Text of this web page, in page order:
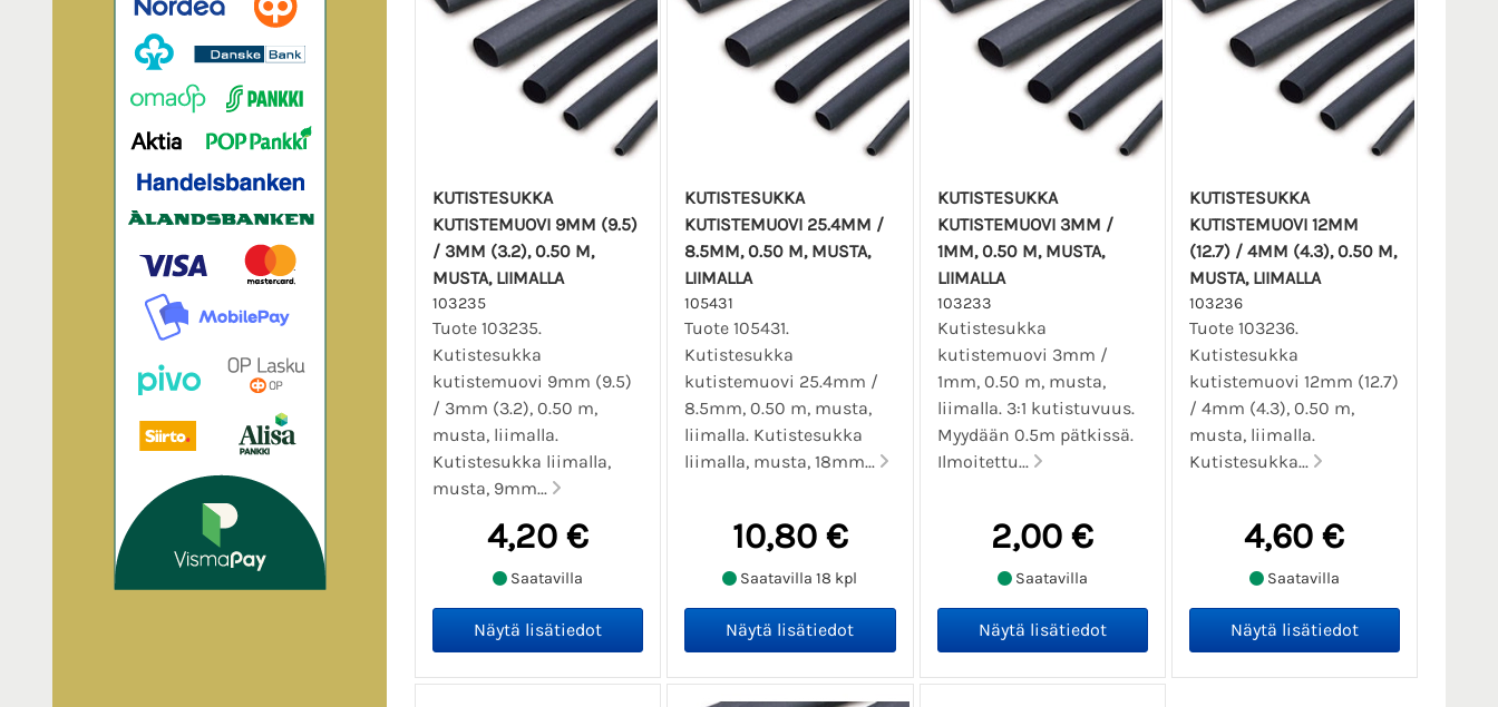
KUTISTESUKKA
KUTISTEMUOVI 9MM (9.5)
/ 3MM (3.2), 0.50 M,
MUSTA, LIIMALLA
103235
Tuote 103235.
Kutistesukka
kutistemuovi 9mm (9.5)
/ 3mm (3.2), 0.50 m,
musta, liimalla.
Kutistesukka liimalla,
musta, 9mm...
4,20 €
Saatavilla
KUTISTESUKKA
KUTISTEMUOVI 25.4MM /
8.5MM, 0.50 M, MUSTA,
LIIMALLA
105431
Tuote 105431.
Kutistesukka
kutistemuovi 25.4mm /
8.5mm, 0.50 m, musta,
liimalla. Kutistesukka
liimalla, musta, 18mm...
10,80 €
Saatavilla 18 kpl
KUTISTESUKKA
KUTISTEMUOVI 3MM /
1MM, 0.50 M, MUSTA,
LIIMALLA
103233
Kutistesukka
kutistemuovi 3mm /
1mm, 0.50 m, musta,
liimalla. 3:1 kutistuvuus.
Myydään 0.5m pätkissä.
Ilmoitettu...
2,00 €
Saatavilla
KUTISTESUKKA
KUTISTEMUOVI 12MM
(12.7) / 4MM (4.3), 0.50 M,
MUSTA, LIIMALLA
103236
Tuote 103236.
Kutistesukka
kutistemuovi 12mm (12.7)
/ 4mm (4.3), 0.50 m,
musta, liimalla.
Kutistesukka...
4,60 €
Saatavilla